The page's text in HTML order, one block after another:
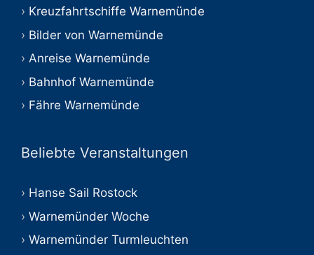
Kreuzfahrtschiffe Warnemünde
Bilder von Warnemünde
Anreise Warnemünde
Bahnhof Warnemünde
Fähre Warnemünde
Beliebte Veranstaltungen
Hanse Sail Rostock
Warnemünder Woche
Warnemünder Turmleuchten